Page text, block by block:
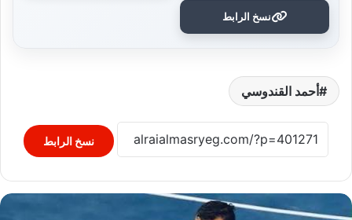
نسخ الرابط
أحمد القندوسي
نسخ الرابط